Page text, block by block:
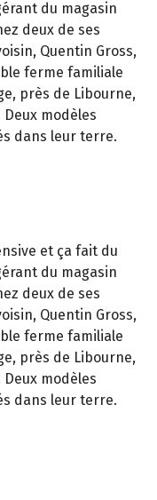
du magasin
deux de ses
Quentin Gross,
ferme familiale
près de Libourne,
modèles
dans leur terre.
et ça fait du
du magasin
deux de ses
Quentin Gross,
ferme familiale
près de Libourne,
modèles
dans leur terre.